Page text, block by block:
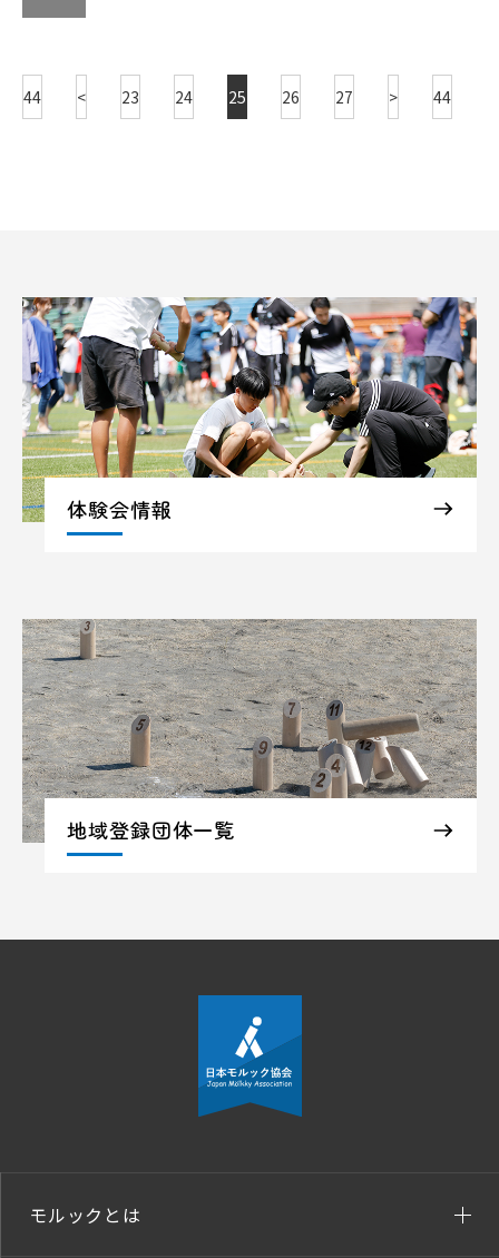
44 < 23 24 25 26 27 > 44
体験会情報
地域登録団体一覧
モルックとは